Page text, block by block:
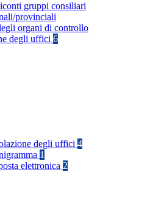
gruppi consiliari
provinciali
organi di controllo
degli uffici 6
degli uffici 4
1
elettronica 2